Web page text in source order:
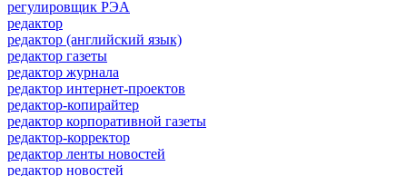
регулировщик РЭА
редактор
редактор (английский язык)
редактор газеты
редактор журнала
редактор интернет-проектов
редактор-копирайтер
редактор корпоративной газеты
редактор-корректор
редактор ленты новостей
редактор новостей